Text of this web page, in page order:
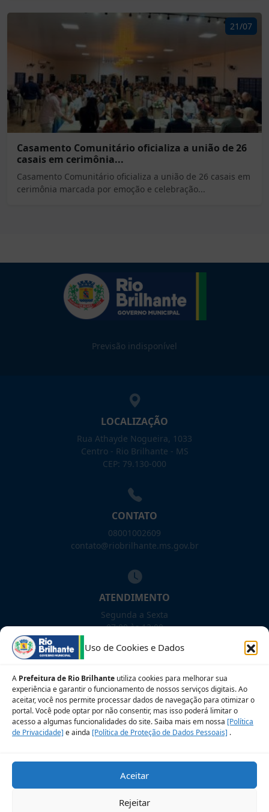
Uso de Cookies e Dados
A Prefeitura de Rio Brilhante utiliza cookies para melhorar sua
experiência e garantir o funcionamento de nossos serviços digitais. Ao
aceitar, você nos permite processar dados de navegação para otimizar o
portal. Você pode optar por não consentir, mas isso poderá limitar o
acesso a algumas funcionalidades do site. Saiba mais em nossa [Política
de Privacidade] e ainda [Política de Proteção de Dados Pessoais] .
Aceitar
Rejeitar
21/07
Casamento Comunitário oficializa a união de 26
casais em cerimônia...
Casamento Comunitário oficializa a união de 26 casais em
cerimônia marcada por emoção e celebração...
Previsão indisponível
LOCALIZAÇÃO
Rua Athayde Nogueira, 1033
Centro - Rio Brilhante - MS
CEP: 79.130-000
CONTATO
08001002609
contato@riobrilhante.ms.gov.br
ATENDIMENTO
Segunda a Sexta
07:00 às 13:00
NOSSAS REDES!
Siga para novidades
Sobre a LGPD
Perguntas frequentes
Avalie nosso site